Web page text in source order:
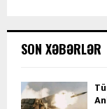
SON XƏBƏRLƏR